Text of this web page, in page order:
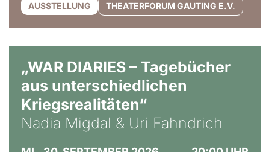
AUSSTELLUNG THEATERFORUM GAUTING E.V.
„WAR DIARIES – Tagebücher
aus unterschiedlichen
Kriegsrealitäten“
Nadia Migdal & Uri Fahndrich